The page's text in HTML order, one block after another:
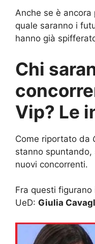
Anche se è
quale saranno i
hanno già
Chi
Vip? Le
Come riportato da
stanno
nuovi concorrenti.
Fra questi
UeD: Giulia